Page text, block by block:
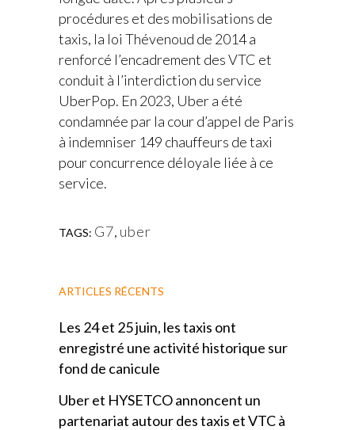
procédures et des mobilisations de
taxis, la loi Thévenoud de 2014 a
renforcé l’encadrement des VTC et
conduit à l’interdiction du service
UberPop. En 2023, Uber a été
condamnée par la cour d’appel de Paris
à indemniser 149 chauffeurs de taxi
pour concurrence déloyale liée à ce
service.
TAGS: G7, uber
ARTICLES RÉCENTS
Les 24 et 25 juin, les taxis ont
enregistré une activité historique sur
fond de canicule
Uber et HYSETCO annoncent un
partenariat autour des taxis et VTC à